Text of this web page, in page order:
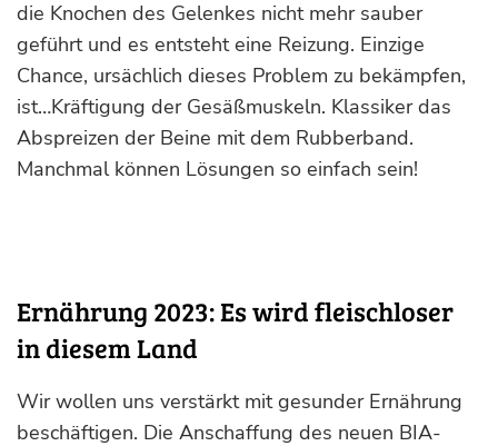
die Knochen des Gelenkes nicht mehr sauber
geführt und es entsteht eine Reizung. Einzige
Chance, ursächlich dieses Problem zu bekämpfen,
ist…Kräftigung der Gesäßmuskeln. Klassiker das
Abspreizen der Beine mit dem Rubberband.
Manchmal können Lösungen so einfach sein!
Ernährung 2023: Es wird fleischloser
in diesem Land
Wir wollen uns verstärkt mit gesunder Ernährung
beschäftigen. Die Anschaffung des neuen BIA-